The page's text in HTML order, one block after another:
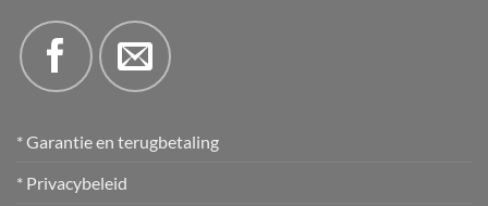
* Garantie en terugbetaling
* Privacybeleid